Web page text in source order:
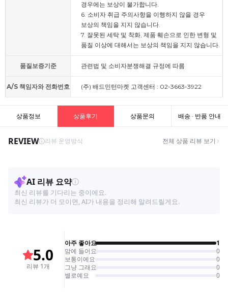
경우에는 보상이 불가합니다.
6. 소비자 취급 주의사항을 이행하지 않을 경우
보상의 책임을 지지 않습니다.
7. 잘못된 세탁 및 착화, 제품 훼손으로 인한 변형 및
품질 이상에 대해서는 보상의 책임을 지지 않습니다.
품질보증기준 관련법 및 소비자분쟁해결 규정에 따름
A/S 책임자와 전화번호 (주) 배드민턴마켓 고객센터 : 02-3663-3922
상품정보 상품후기 상품문의 배송 · 반품 안내